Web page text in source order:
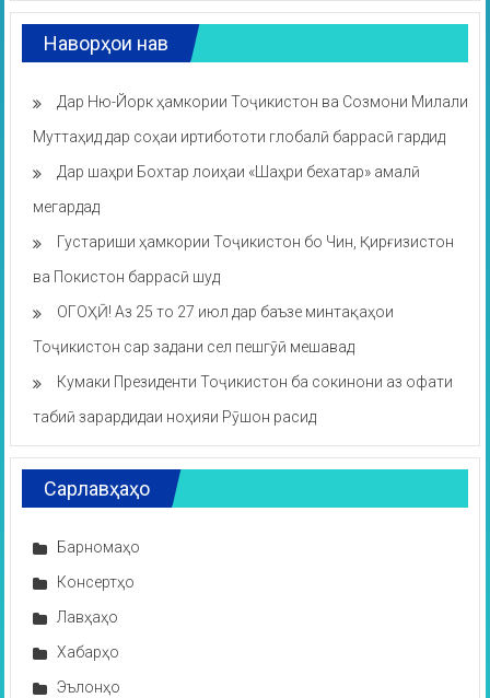
Наворҳои нав
Дар Ню-Йорк ҳамкории Тоҷикистон ва Созмони Милали
Муттаҳид дар соҳаи иртибототи глобалӣ баррасӣ гардид
Дар шаҳри Бохтар лоиҳаи «Шаҳри бехатар» амалӣ
мегардад
Густариши ҳамкории Тоҷикистон бо Чин, Қирғизистон
ва Покистон баррасӣ шуд
ОГОҲӢ! Аз 25 то 27 июл дар баъзе минтақаҳои
Тоҷикистон сар задани сел пешгӯӣ мешавад
Кумаки Президенти Тоҷикистон ба сокинони аз офати
табиӣ зарардидаи ноҳияи Рӯшон расид
Сарлавҳаҳо
Барномаҳо
Консертҳо
Лавҳаҳо
Хабарҳо
Эълонҳо